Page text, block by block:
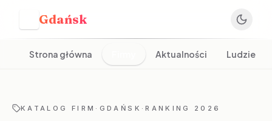
Gdańsk
Strona główna Aktualności Ludzie
KATALOG FIRM · GDAŃSK ·RANKING 2026